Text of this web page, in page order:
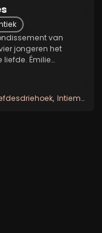
van
jongeren het
Émilie
die zich
Amber. De vier
Intiem parijsdrama